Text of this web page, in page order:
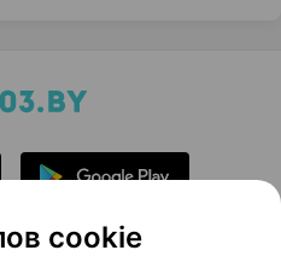
cookie